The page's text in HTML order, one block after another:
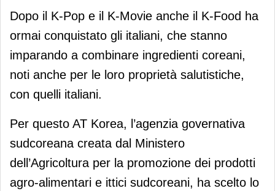
Il K-Food entra nei piatti degli italiani
Dopo il K-Pop e il K-Movie anche il K-Food ha
ormai conquistato gli italiani, che stanno
imparando a combinare ingredienti coreani,
noti anche per le loro proprietà salutistiche,
con quelli italiani.
Per questo AT Korea, l’agenzia governativa
sudcoreana creata dal Ministero
dell’Agricoltura per la promozione dei prodotti
agro-alimentari e ittici sudcoreani, ha scelto lo